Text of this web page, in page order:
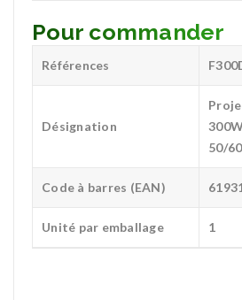
Pour commander
Références
Désignation
50/
Code à barres (EAN)
Unité par emballage 1